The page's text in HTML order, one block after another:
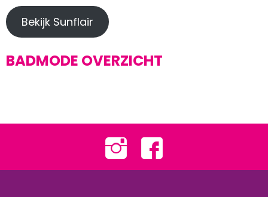
Bekijk Sunflair
BADMODE OVERZICHT